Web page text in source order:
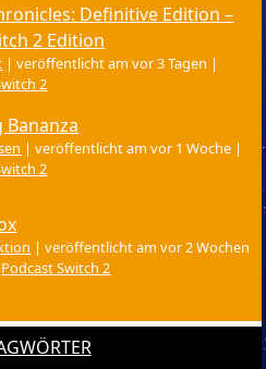
Definitive Edition –
2 Edition
|veröffentlicht am vor 3 Tagen |
2
Bananza
|veröffentlicht am vor 1 Woche |
2
|veröffentlicht am vor 2 Wochen
Podcast Switch 2